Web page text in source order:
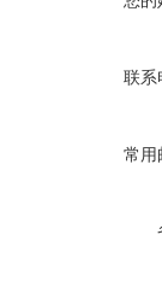
联系
常用